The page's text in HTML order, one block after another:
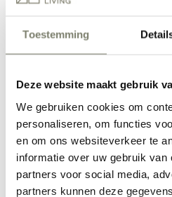
Toestemming
Deze website maakt gebruik
We gebruiken cookies om
personaliseren, om functies
en om ons websiteverkeer te
informatie over uw gebruik van
partners voor social media,
partners kunnen deze
Woonwinkel Oldenzaal
Ainsworthstraat 31
Bekijk openingstijden
Transportweg 4-b
Bekijk openingstijden
Tafelconfigurator
Interieuradvies
0